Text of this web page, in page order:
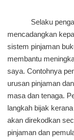
Selaku
mencadangkan
sistem pinjaman
membantu
saya. Contohnya
urusan pinjaman
masa dan tenaga.
langkah bijak
akan direkodkan
pinjaman dan